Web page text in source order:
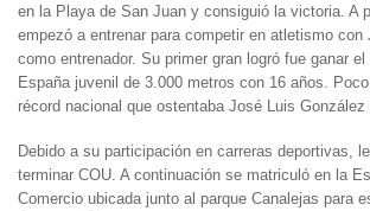
en la Playa de San Juan y consiguió la victoria. A
empezó a entrenar para competir en atletismo con
como entrenador. Su primer gran logró fue ganar
España juvenil de 3.000 metros con 16 años.
récord nacional que ostentaba José Luis González
Debido a su participación en carreras deportivas,
terminar COU. A continuación se matriculó en la
Comercio ubicada junto al parque Canalejas para